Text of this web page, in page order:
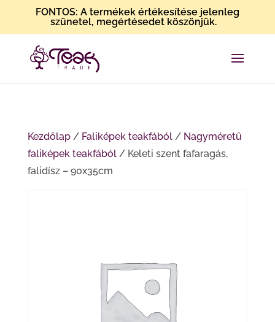
FONTOS: A termékek értékesítése jelenleg
szünetel, megértésedet köszönjük.
Kezdőlap/ Faliképek teakfából/ Nagyméretű
faliképek teakfából/ Keleti szent fafaragás,
falidísz – 90x35cm